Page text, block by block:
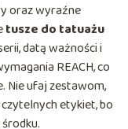
oraz wyraźne
tusze do tatuażu
datą ważności i
REACH, co
Nie ufaj zestawom,
etykiet, bo